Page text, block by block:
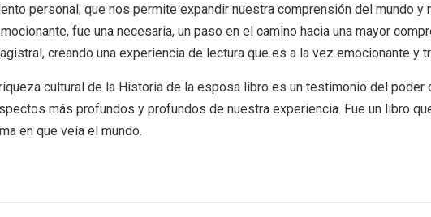
personal, que nos permite expandir nuestra comprensión del mundo
fue una necesaria, un paso en el camino hacia una mayor
creando una experiencia de lectura que es a la vez emocionante y
cultural de la Historia de la esposa libro es un testimonio del poder
más profundos y profundos de nuestra experiencia. Fue un libro
en que veía el mundo.